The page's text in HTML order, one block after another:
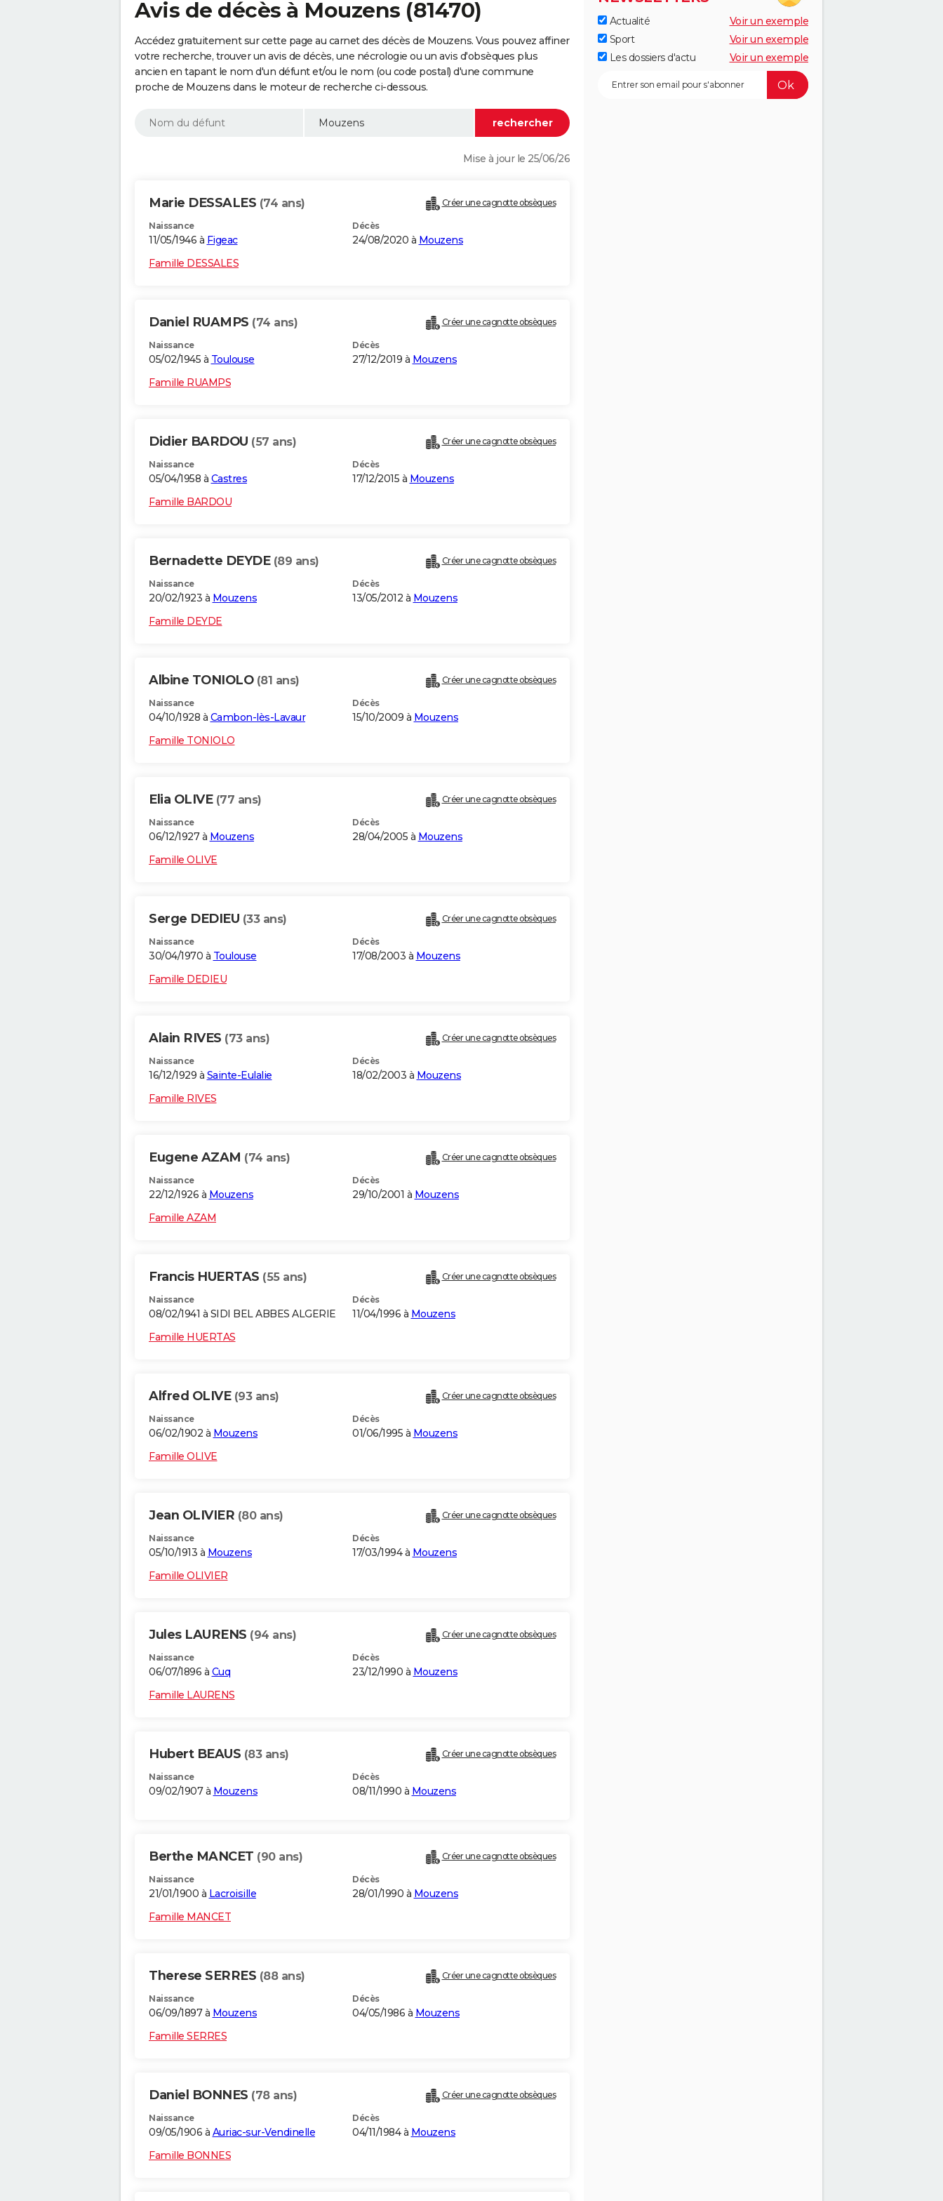
Avis de décès à Mouzens (81470)
Accédez gratuitement sur cette page au carnet des décès de Mouzens. Vous pouvez affiner
votre recherche, trouver un avis de décès, une nécrologie ou un avis d'obsèques plus
ancien en tapant le nom d'un défunt et/ou le nom (ou code postal) d'une commune
proche de Mouzens dans le moteur de recherche ci-dessous.
Mise à jour le 25/06/26
Marie DESSALES (74 ans) Créer une cagnotte obsèques
Naissance
11/05/1946 à Figeac
Décès
24/08/2020 à Mouzens
Famille DESSALES
Daniel RUAMPS (74 ans) Créer une cagnotte obsèques
Naissance
05/02/1945 à Toulouse
Décès
27/12/2019 à Mouzens
Famille RUAMPS
Didier BARDOU (57 ans) Créer une cagnotte obsèques
Naissance
05/04/1958 à Castres
Décès
17/12/2015 à Mouzens
Famille BARDOU
Bernadette DEYDE (89 ans) Créer une cagnotte obsèques
Naissance
20/02/1923 à Mouzens
Décès
13/05/2012 à Mouzens
Famille DEYDE
Albine TONIOLO (81 ans) Créer une cagnotte obsèques
Naissance
04/10/1928 à Cambon-lès-Lavaur
Décès
15/10/2009 à Mouzens
Famille TONIOLO
Elia OLIVE (77 ans) Créer une cagnotte obsèques
Naissance
06/12/1927 à Mouzens
Décès
28/04/2005 à Mouzens
Famille OLIVE
Serge DEDIEU (33 ans) Créer une cagnotte obsèques
Naissance
30/04/1970 à Toulouse
Décès
17/08/2003 à Mouzens
Famille DEDIEU
Alain RIVES (73 ans) Créer une cagnotte obsèques
Naissance
16/12/1929 à Sainte-Eulalie
Décès
18/02/2003 à Mouzens
Famille RIVES
Eugene AZAM (74 ans) Créer une cagnotte obsèques
Naissance
22/12/1926 à Mouzens
Décès
29/10/2001 à Mouzens
Famille AZAM
Francis HUERTAS (55 ans) Créer une cagnotte obsèques
Naissance
08/02/1941 à SIDI BEL ABBES ALGERIE
Décès
11/04/1996 à Mouzens
Famille HUERTAS
Alfred OLIVE (93 ans) Créer une cagnotte obsèques
Naissance
06/02/1902 à Mouzens
Décès
01/06/1995 à Mouzens
Famille OLIVE
Jean OLIVIER (80 ans) Créer une cagnotte obsèques
Naissance
05/10/1913 à Mouzens
Décès
17/03/1994 à Mouzens
Famille OLIVIER
Jules LAURENS (94 ans) Créer une cagnotte obsèques
Naissance
06/07/1896 à Cuq
Décès
23/12/1990 à Mouzens
Famille LAURENS
Hubert BEAUS (83 ans) Créer une cagnotte obsèques
Naissance
09/02/1907 à Mouzens
Décès
08/11/1990 à Mouzens
Berthe MANCET (90 ans) Créer une cagnotte obsèques
Naissance
21/01/1900 à Lacroisille
Décès
28/01/1990 à Mouzens
Famille MANCET
Therese SERRES (88 ans) Créer une cagnotte obsèques
Naissance
06/09/1897 à Mouzens
Décès
04/05/1986 à Mouzens
Famille SERRES
Daniel BONNES (78 ans) Créer une cagnotte obsèques
Naissance
09/05/1906 à Auriac-sur-Vendinelle
Décès
04/11/1984 à Mouzens
Famille BONNES
Actualité
Voir un exemple
Sport
Voir un exemple
Les dossiers d'actu
Voir un exemple